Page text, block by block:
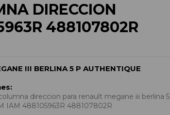
DIRECCION
488107802R
III BERLINA 5 P AUTHENTIQUE
direccion para renault megane iii berlina
IAM 488105963R 488107802R